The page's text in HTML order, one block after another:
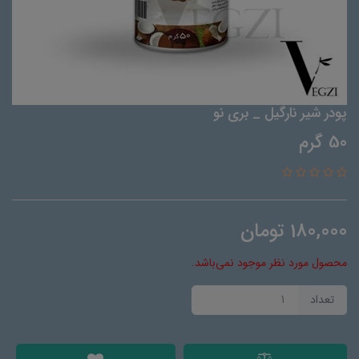
پودر شیر نارگیل _ بری نو
50 گرم
180,000 تومان
محصول مورد نظر موجود نمی‌باشد.
تعداد